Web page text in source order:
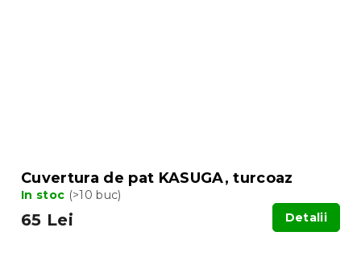
Cuvertura de pat KASUGA, turcoaz
In stoc (>10 buc)
65 Lei Detalii